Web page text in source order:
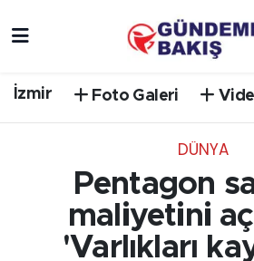
İzmir Foto Galeri
DÜNYA
Pentagon
maliyetini
'Varlıkları
EGE
EĞİTİM
Süper Lig Puan Durumu
Tüm Manşetler